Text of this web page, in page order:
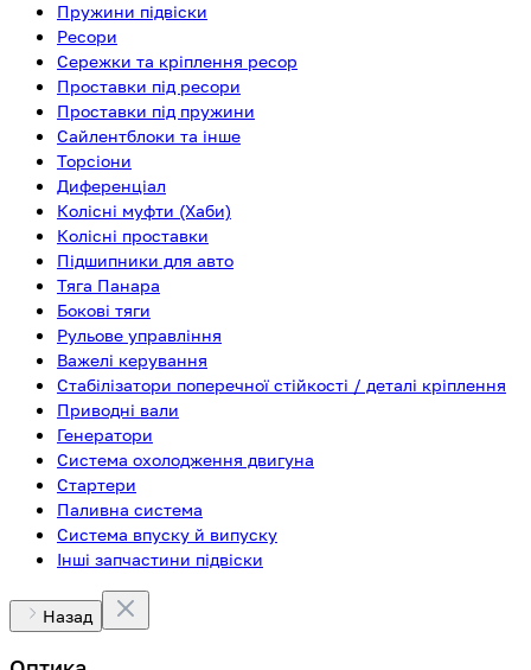
Пружини підвіски
Ресори
Сережки та кріплення ресор
Проставки під ресори
Проставки під пружини
Сайлентблоки та інше
Торсіони
Диференціал
Колісні муфти (Хаби)
Колісні проставки
Підшипники для авто
Тяга Панара
Бокові тяги
Рульове управління
Важелі керування
Стабілізатори поперечної стійкості / деталі кріплення
Приводні вали
Генератори
Система охолодження двигуна
Стартери
Паливна система
Система впуску й випуску
Інші запчастини підвіски
Назад